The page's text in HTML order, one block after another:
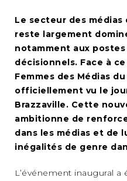
Le secteur des médias
reste largement
notamment aux
décisionnels. Face à
Femmes des Médias du
officiellement vu le
Brazzaville. Cette
ambitionne de
dans les médias et de
inégalités de genre
L’événement inaugural